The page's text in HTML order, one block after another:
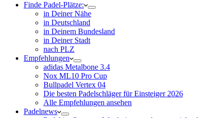
Finde Padel-Plätze:
in Deiner Nähe
in Deutschland
in Deinem Bundesland
in Deiner Stadt
nach PLZ
Empfehlungen
adidas Metalbone 3.4
Nox ML10 Pro Cup
Bullpadel Vertex 04
Die besten Padelschläger für Einsteiger 2026
Alle Empfehlungen ansehen
Padelnews